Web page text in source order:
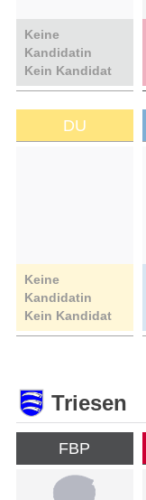
Keine
Kandidatin
Kein Kandidat
DU
Keine
Kandidatin
Kein Kandidat
Triesen
FBP